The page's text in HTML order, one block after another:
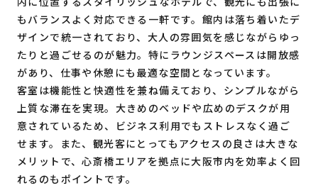
もバランスよく対応できる一軒です。館内は落ち着いたデ
ザインで統一されており、大人の雰囲気を感じながらゆっ
たりと過ごせるのが魅力。特にラウンジスペースは開放感
があり、仕事や休憩にも最適な空間となっています。
客室は機能性と快適性を兼ね備えており、シンプルながら
上質な滞在を実現。大きめのベッドや広めのデスクが用
意されているため、ビジネス利用でもストレスなく過ご
せます。また、観光客にとってもアクセスの良さは大きな
メリットで、心斎橋エリアを拠点に大阪市内を効率よく回
れるのもポイントです。